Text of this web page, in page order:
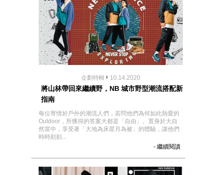
企劃特輯 10.14.2020
將山林帶回來繼續野，NB 城市野型潮流搭配新
指南
每位寄情於戶外的潮流人們，若問他們為何如此熱愛的
Outdoor，所獲得的答案大都是「自由」。置身於大自
然當中，享受著「大地為床星月為被」的體驗，讓他們
時時刻刻...
- 繼續閱讀